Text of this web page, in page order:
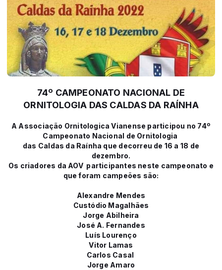
74º CAMPEONATO NACIONAL DE
ORNITOLOGIA DAS CALDAS DA RAÍNHA
A Associação Ornitologica Vianense participou no 74º
Campeonato Nacional de Ornitologia
das Caldas da Raínha que decorreu de 16 a 18 de
dezembro.
Os criadores da AOV participantes neste campeonato e
que foram campeões são:
Alexandre Mendes
Custódio Magalhães
Jorge Abilheira
José A. Fernandes
Luís Lourenço
Vitor Lamas
Carlos Casal
Jorge Amaro